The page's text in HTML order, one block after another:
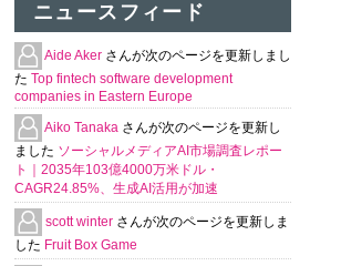
ニュースフィード
Aide Aker さんが次のページを更新しまし
た Top fintech software development
companies in Eastern Europe
Aiko Tanaka さんが次のページを更新し
ました ソーシャルメディアAI市場調査レポー
ト｜2035年103億4000万米ドル・
CAGR24.85%、生成AI活用が加速
scott winter さんが次のページを更新しま
した Fruit Box Game